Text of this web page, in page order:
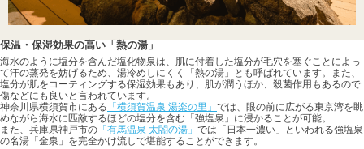
保温・保湿効果の高い「熱の湯」
海水のように塩分を含んだ塩化物泉は、肌に付着した塩分が毛穴を塞ぐことによっ
て汗の蒸発を妨げるため、湯冷めしにくく「熱の湯」とも呼ばれています。また、
塩分が肌をコーティングする保湿効果もあり、肌が潤うほか、殺菌作用もあるので
傷などにも良いと言われています。
神奈川県横須賀市にある 「横須賀温泉 湯楽の里」 では、眼の前に広がる東京湾を眺
めながら海水に匹敵するほどの塩分を含む「強塩泉」に浸かることが可能。
また、兵庫県神戸市の 「有馬温泉 太閤の湯」 では「日本一濃い」といわれる強塩泉
の名湯「金泉」を完全かけ流しで堪能することができます。